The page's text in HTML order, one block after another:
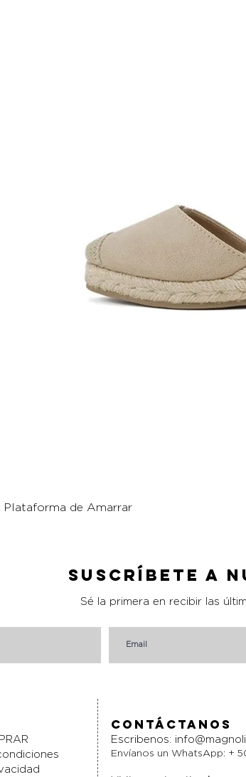
Plataforma de Amarrar
Suscríbete a
Sé la primera en recibir las
Contáctanos
Escribenos:
Envíanos un WhatsApp: +